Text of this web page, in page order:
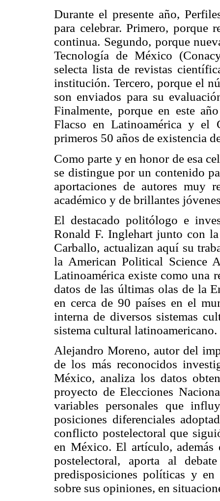
Durante el presente año,
para celebrar. Primero, porque
continua. Segundo, porque
Tecnología de México
selecta lista de revistas
institución. Tercero, porque el
son enviados para su
Finalmente, porque en este
Flacso en Latinoamérica y el
primeros 50 años de existencia
Como parte y en honor de esa
se distingue por un contenido
aportaciones de autores muy
académico y de brillantes
El destacado politólogo e
Ronald F. Inglehart junto con
Carballo, actualizan aquí su
la American Political Science
Latinoamérica existe como una
datos de las últimas olas de la
en cerca de 90 países en el
interna de diversos sistemas
sistema cultural latinoamericano.
Alejandro Moreno, autor del
de los más reconocidos
México, analiza los datos
proyecto de Elecciones
variables personales que
posiciones diferenciales
conflicto postelectoral que
en México. El artículo,
postelectoral, aporta al
predisposiciones políticas y
sobre sus opiniones, en